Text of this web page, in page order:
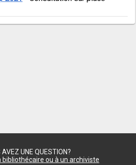
AVEZ UNE QUESTION?
bibliothécaire ou à un archiviste